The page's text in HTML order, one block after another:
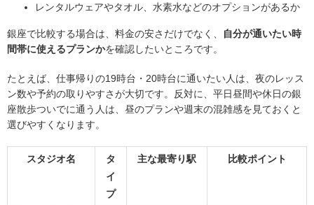
レンタルウェアやタオル、水素水などのオプションがあるか
銀座で比較する場合は、料金の安さだけでなく、
自分が通いたい時
間帯に使えるプランかを確認したいところです。
たとえば、仕事帰りの19時台・20時台に通いたい人は、夜のレッス
ン数や予約の取りやすさが大切です。反対に、平日昼間や休日の銀
座散歩ついでに通う人は、昼のプランや週末の混雑感を見ておくと
選びやすくなります。
スタジオ名
タ
イ
プ
主な最寄り駅 比較ポイント